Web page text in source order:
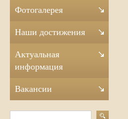
Фотогалерея
Наши достижения
Актуальная
информация
Вакансии